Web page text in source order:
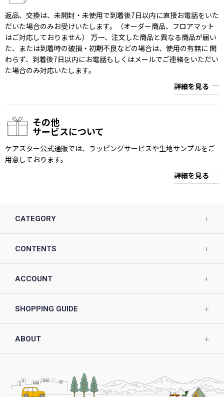
返品、交換は、未開封・未使用で到着後7日以内に直接お電話をいた
だいた場合のみお受けいたします。（オーダー商品、フロアマット
はご対応しておりません） 万一、注文した商品と異なる商品が届い
た、または到着時の破損・初期不良などの場合は、使用の有無に 関
わらず、到着後7日以内にお電話もしくはメールでご連絡をいただい
た場合のみ対応いたします。
詳細を見る
その他
サービスについて
ケアスター公式通販では、ラッピングサービスや生地サンプルをご
用意しております。
詳細を見る
CATEGORY
CONTENTS
ACCOUNT
SHOPPING GUIDE
ABOUT